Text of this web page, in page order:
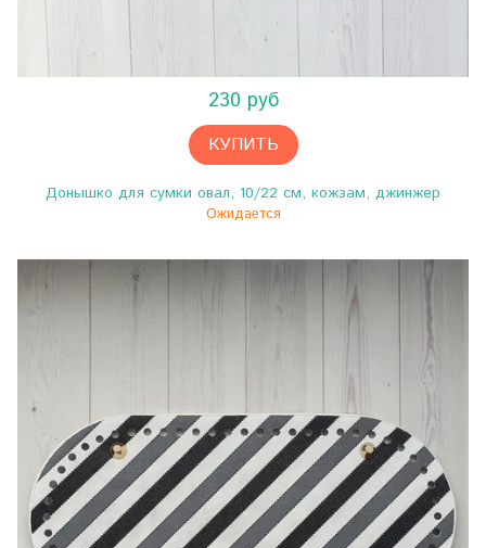
230 руб
КУПИТЬ
Донышко для сумки овал, 10/22 см, кожзам, джинжер
Ожидается